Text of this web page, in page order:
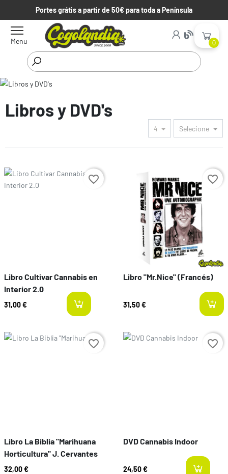
Portes grátis a partir de 50€ para toda a Península
Menu 0
Começar
Libros y DVD's
4 Selecione
Preço
Libro Cultivar Cannabis en
Interior 2.0
31,00 € last-items
favorite_border
Libro "Mr.Nice" (Francés)
31,50 €
favorite_border
Preço
Libro La Biblia "Marihuana
Horticultura" J. Cervantes
32,00 €
favorite_border Preço
DVD Cannabis Indoor
24,50 €
favorite_border